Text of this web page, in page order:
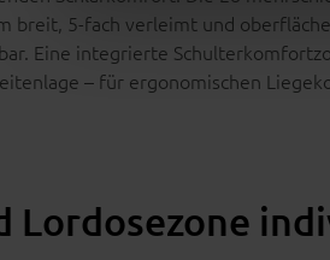
breit, 5-fach verleimt und
Eine integrierte
– für ergonomischen
Lordosezone